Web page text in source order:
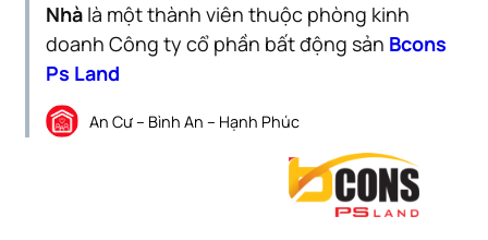
Nhà là một thành viên thuộc phòng kinh
doanh Công ty cổ phần bất động sản Bcons
Ps Land
An Cư – Bình An – Hạnh Phúc